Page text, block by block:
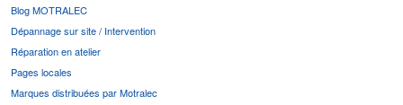
Blog MOTRALEC
Dépannage sur site / Intervention
Réparation en atelier
Pages locales
Marques distribuées par Motralec